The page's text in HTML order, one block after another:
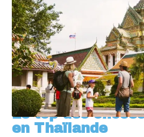
Le top des
en Thaïlande